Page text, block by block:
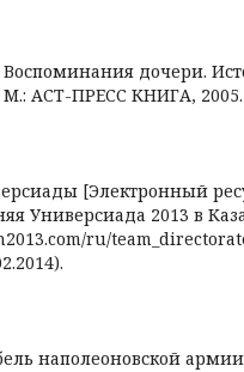
дочери.
М.: АСТ-ПРЕСС КНИГА, 2005.
[Электронный
Универсиада 2013 в
ru/
наполеоновской